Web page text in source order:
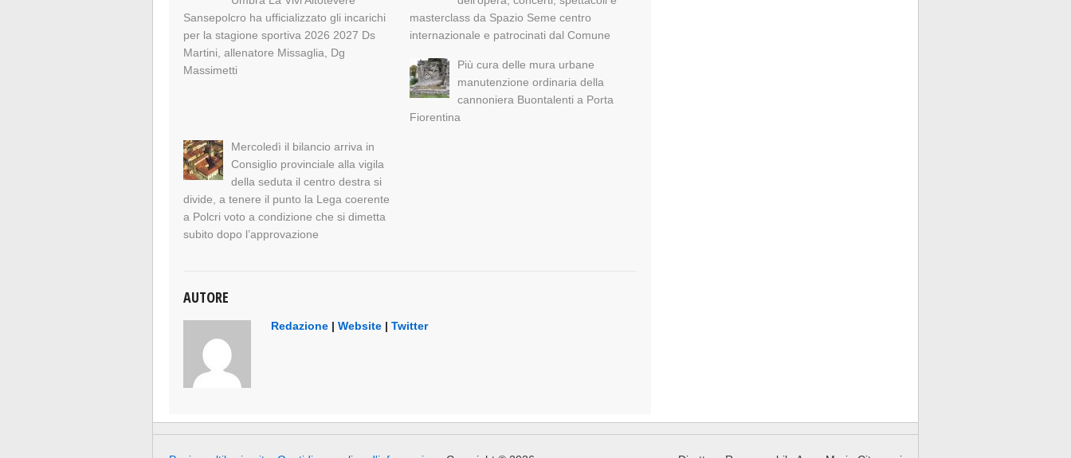
Sansepolcro ha ufficializzato gli incarichi
per la stagione sportiva 2026 2027 Ds
Martini, allenatore Missaglia, Dg
Massimetti
masterclass da Spazio Seme centro
internazionale e patrocinati dal Comune
Più cura delle mura urbane
manutenzione ordinaria della
cannoniera Buontalenti a Porta
Fiorentina
Mercoledì il bilancio arriva in
Consiglio provinciale alla vigila
della seduta il centro destra si
divide, a tenere il punto la Lega coerente
a Polcri voto a condizione che si dimetta
subito dopo l’approvazione
AUTORE
Redazione |Website |Twitter